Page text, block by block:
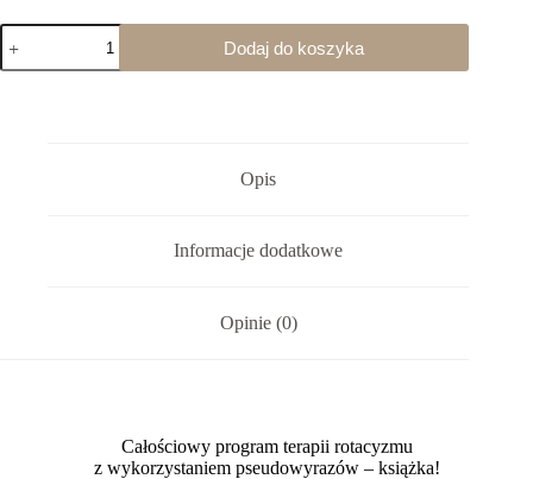
ilość
Książka
-
Dodaj do koszyka
Opis
Informacje dodatkowe
Opinie (0)
Całościowy program terapii rotacyzmu
z wykorzystaniem pseudowyrazów – książka!